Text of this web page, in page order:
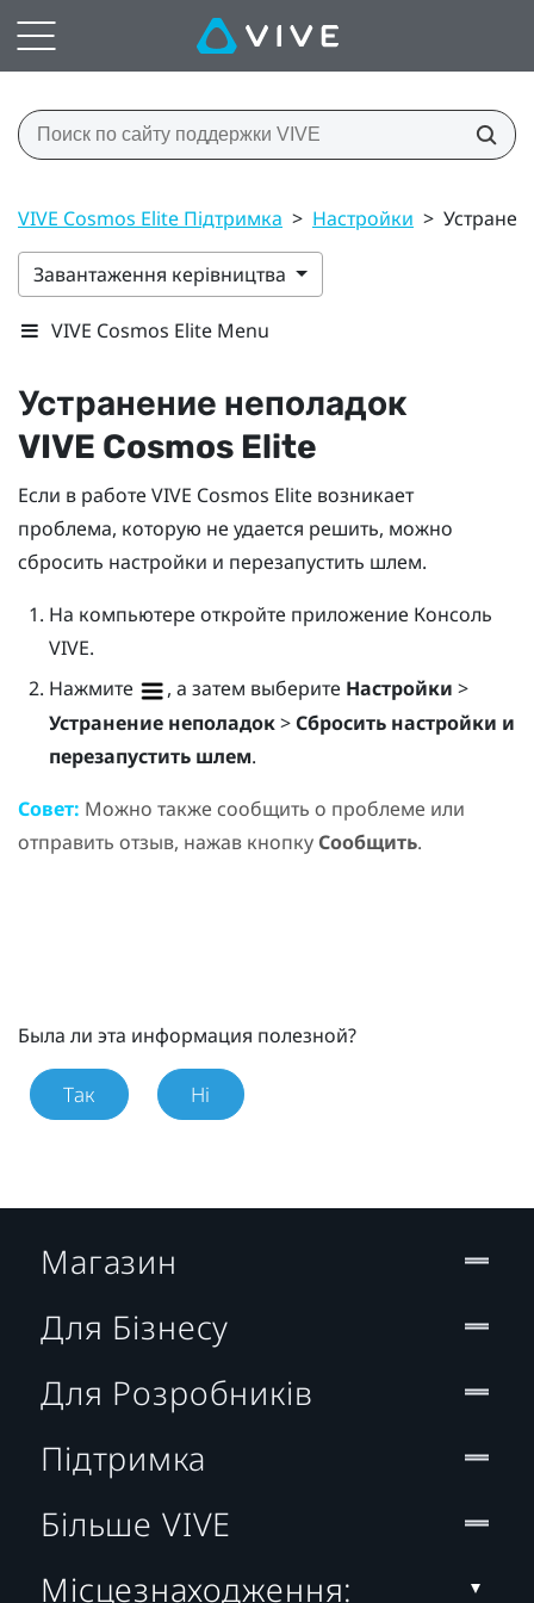
VIVE Cosmos Elite Підтримка > Настройки >
Завантаження керівництва
VIVE Cosmos Elite Menu
Устранение неполадок
VIVE Cosmos Elite
Если в работе VIVE Cosmos Elite возникает
проблема, которую не удается решить, можно
сбросить настройки и перезапустить шлем.
На компьютере откройте приложение Консоль
VIVE.
Нажмите
, а затем выберите Настройки >
Устранение неполадок>Сбросить настройки и
перезапустить шлем.
Совет: Можно также сообщить о проблеме или
отправить отзыв, нажав кнопкуСообщить.
Была ли эта информация полезной?
Так Ні
Магазин
Для Бізнесу
Для Розробників
Підтримка
Більше VIVE
Місцезнаходження: